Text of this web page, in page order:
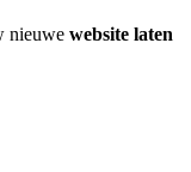
nieuwe website laten